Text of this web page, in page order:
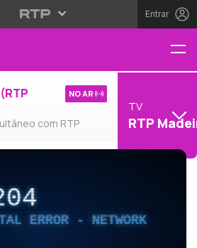
Entrar
com RTP
NO AR
TV
RTP
ERROR - NETWORK